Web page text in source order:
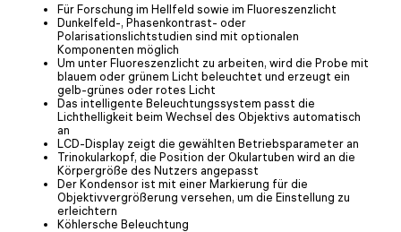
Für Forschung im Hellfeld sowie im Fluoreszenzlicht
Dunkelfeld-, Phasenkontrast- oder
Polarisationslichtstudien sind mit optionalen
Komponenten möglich
Um unter Fluoreszenzlicht zu arbeiten, wird die Probe mit
blauem oder grünem Licht beleuchtet und erzeugt ein
gelb-grünes oder rotes Licht
Das intelligente Beleuchtungssystem passt die
Lichthelligkeit beim Wechsel des Objektivs automatisch
an
LCD-Display zeigt die gewählten Betriebsparameter an
Trinokularkopf, die Position der Okulartuben wird an die
Körpergröße des Nutzers angepasst
Der Kondensor ist mit einer Markierung für die
Objektivvergrößerung versehen, um die Einstellung zu
erleichtern
Köhlersche Beleuchtung